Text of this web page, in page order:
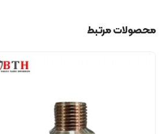
محصولات مرتبط